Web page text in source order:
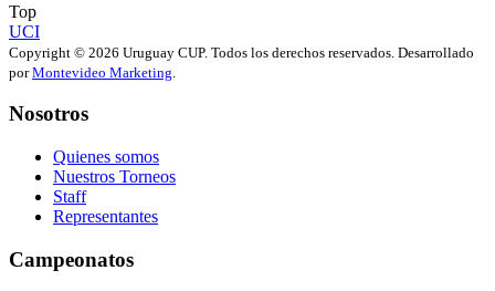
Top
UCI
Copyright © 2026 Uruguay CUP. Todos los derechos reservados. Desarrollado
porMontevideo Marketing
Nosotros
Quienes somos
Nuestros Torneos
Staff
Representantes
Campeonatos